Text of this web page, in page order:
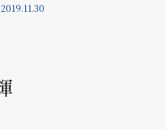
2019.11.30